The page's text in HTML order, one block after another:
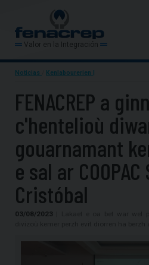
Valor en la Integración
Noticias Kenlabourerien |
FENACREP a
c'hentelioù
gouarnamant
e sal ar COOPAC
Cristóbal
03/08/2023